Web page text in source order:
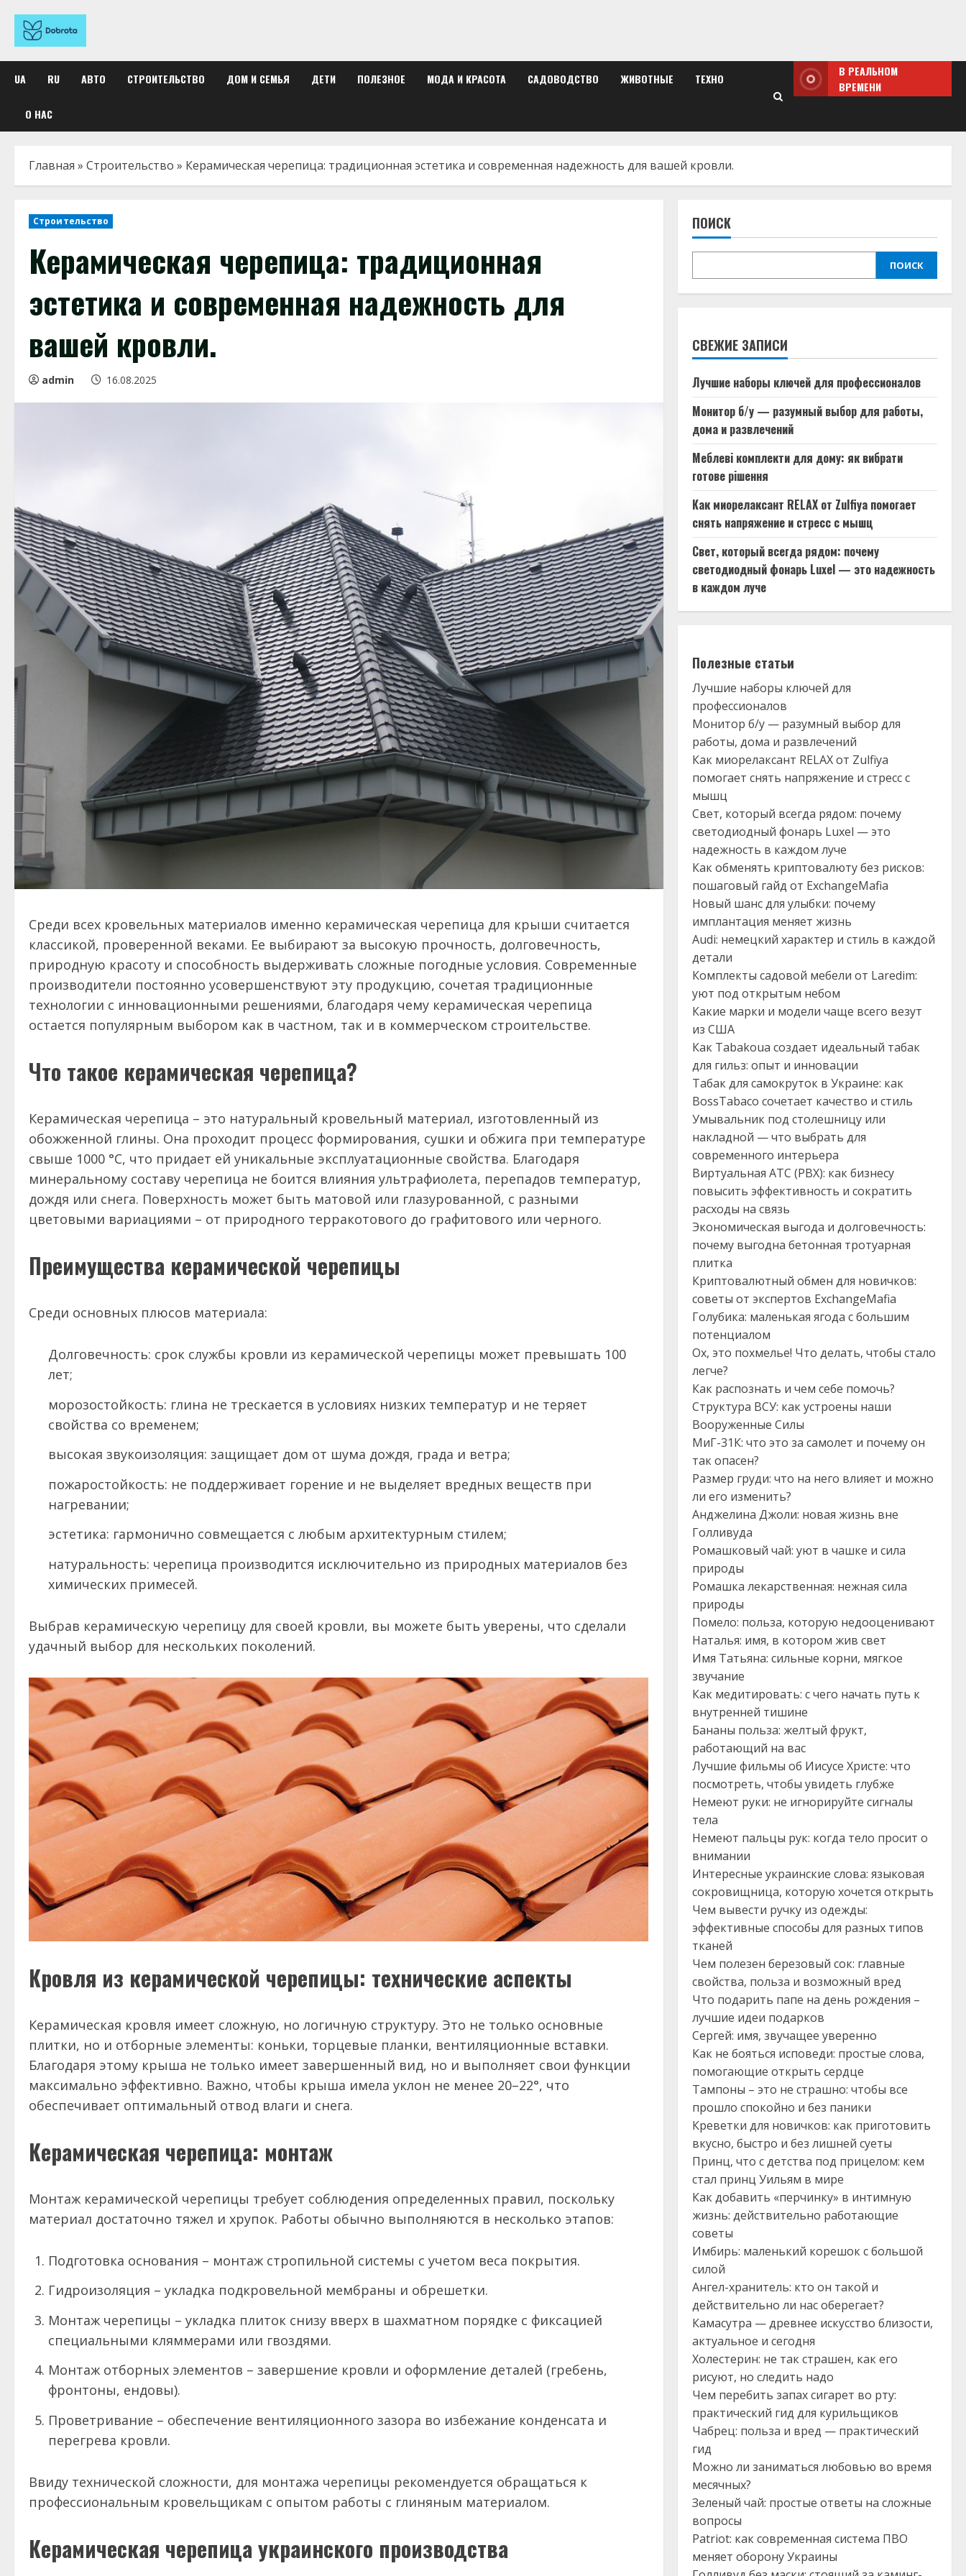
содержимому
UA RU АВТО СТРОИТЕЛЬСТВО ДОМ И СЕМЬЯ ДЕТИ ПОЛЕЗНОЕ МОДА И КРАСОТА САДОВОДСТВО ЖИВОТНЫЕ ТЕХНО
О НАС
В РЕАЛЬНОМ
ВРЕМЕНИ
Главная » Строительство » Керамическая черепица: традиционная эстетика и современная надежность для вашей кровли.
Строительство
Керамическая черепица: традиционная
эстетика и современная надежность для
вашей кровли.
admin 16.08.2025
Среди всех кровельных материалов именно керамическая черепица для крыши считается
классикой, проверенной веками. Ее выбирают за высокую прочность, долговечность,
природную красоту и способность выдерживать сложные погодные условия. Современные
производители постоянно усовершенствуют эту продукцию, сочетая традиционные
технологии с инновационными решениями, благодаря чему керамическая черепица
остается популярным выбором как в частном, так и в коммерческом строительстве.
Что такое керамическая черепица?
Керамическая черепица – это натуральный кровельный материал, изготовленный из
обожженной глины. Она проходит процесс формирования, сушки и обжига при температуре
свыше 1000 °C, что придает ей уникальные эксплуатационные свойства. Благодаря
минеральному составу черепица не боится влияния ультрафиолета, перепадов температур,
дождя или снега. Поверхность может быть матовой или глазурованной, с разными
цветовыми вариациями – от природного терракотового до графитового или черного.
Преимущества керамической черепицы
Среди основных плюсов материала:
Долговечность: срок службы кровли из керамической черепицы может превышать 100
лет;
морозостойкость: глина не трескается в условиях низких температур и не теряет
свойства со временем;
высокая звукоизоляция: защищает дом от шума дождя, града и ветра;
пожаростойкость: не поддерживает горение и не выделяет вредных веществ при
нагревании;
эстетика: гармонично совмещается с любым архитектурным стилем;
натуральность: черепица производится исключительно из природных материалов без
химических примесей.
Выбрав керамическую черепицу для своей кровли, вы можете быть уверены, что сделали
удачный выбор для нескольких поколений.
Кровля из керамической черепицы: технические аспекты
Керамическая кровля имеет сложную, но логичную структуру. Это не только основные
плитки, но и отборные элементы: коньки, торцевые планки, вентиляционные вставки.
Благодаря этому крыша не только имеет завершенный вид, но и выполняет свои функции
максимально эффективно. Важно, чтобы крыша имела уклон не менее 20–22°, что
обеспечивает оптимальный отвод влаги и снега.
Керамическая черепица: монтаж
Монтаж керамической черепицы требует соблюдения определенных правил, поскольку
материал достаточно тяжел и хрупок. Работы обычно выполняются в несколько этапов:
Подготовка основания – монтаж стропильной системы с учетом веса покрытия.
Гидроизоляция – укладка подкровельной мембраны и обрешетки.
Монтаж черепицы – укладка плиток снизу вверх в шахматном порядке с фиксацией
специальными кляммерами или гвоздями.
Монтаж отборных элементов – завершение кровли и оформление деталей (гребень,
фронтоны, ендовы).
Проветривание – обеспечение вентиляционного зазора во избежание конденсата и
перегрева кровли.
Ввиду технической сложности, для монтажа черепицы рекомендуется обращаться к
профессиональным кровельщикам с опытом работы с глиняным материалом.
Керамическая черепица украинского производства
ПОИСК
ПОИСК
СВЕЖИЕ ЗАПИСИ
Лучшие наборы ключей для профессионалов
Монитор б/у — разумный выбор для работы,
дома и развлечений
Меблеві комплекти для дому: як вибрати
готове рішення
Как миорелаксант RELAX от Zulfiya помогает
снять напряжение и стресс с мышц
Свет, который всегда рядом: почему
светодиодный фонарь Luxel — это надежность
в каждом луче
Полезные статьи
Лучшие наборы ключей для
профессионалов
Монитор б/у — разумный выбор для
работы, дома и развлечений
Как миорелаксант RELAX от Zulfiya
помогает снять напряжение и стресс с
мышц
Свет, который всегда рядом: почему
светодиодный фонарь Luxel — это
надежность в каждом луче
Как обменять криптовалюту без рисков:
пошаговый гайд от ExchangeMafia
Новый шанс для улыбки: почему
имплантация меняет жизнь
Audi: немецкий характер и стиль в каждой
детали
Комплекты садовой мебели от Laredim:
уют под открытым небом
Какие марки и модели чаще всего везут
из США
Как Tabakoua создает идеальный табак
для гильз: опыт и инновации
Табак для самокруток в Украине: как
BossTabaco сочетает качество и стиль
Умывальник под столешницу или
накладной — что выбрать для
современного интерьера
Виртуальная АТС (PBX): как бизнесу
повысить эффективность и сократить
расходы на связь
Экономическая выгода и долговечность:
почему выгодна бетонная тротуарная
плитка
Криптовалютный обмен для новичков:
советы от экспертов ExchangeMafia
Голубика: маленькая ягода с большим
потенциалом
Ох, это похмелье! Что делать, чтобы стало
легче?
Как распознать и чем себе помочь?
Структура ВСУ: как устроены наши
Вооруженные Силы
МиГ-31К: что это за самолет и почему он
так опасен?
Размер груди: что на него влияет и можно
ли его изменить?
Анджелина Джоли: новая жизнь вне
Голливуда
Ромашковый чай: уют в чашке и сила
природы
Ромашка лекарственная: нежная сила
природы
Помело: польза, которую недооценивают
Наталья: имя, в котором жив свет
Имя Татьяна: сильные корни, мягкое
звучание
Как медитировать: с чего начать путь к
внутренней тишине
Бананы польза: желтый фрукт,
работающий на вас
Лучшие фильмы об Иисусе Христе: что
посмотреть, чтобы увидеть глубже
Немеют руки: не игнорируйте сигналы
тела
Немеют пальцы рук: когда тело просит о
внимании
Интересные украинские слова: языковая
сокровищница, которую хочется открыть
Чем вывести ручку из одежды:
эффективные способы для разных типов
тканей
Чем полезен березовый сок: главные
свойства, польза и возможный вред
Что подарить папе на день рождения –
лучшие идеи подарков
Сергей: имя, звучащее уверенно
Как не бояться исповеди: простые слова,
помогающие открыть сердце
Тампоны – это не страшно: чтобы все
прошло спокойно и без паники
Креветки для новичков: как приготовить
вкусно, быстро и без лишней суеты
Принц, что с детства под прицелом: кем
стал принц Уильям в мире
Как добавить «перчинку» в интимную
жизнь: действительно работающие
советы
Имбирь: маленький корешок с большой
силой
Ангел-хранитель: кто он такой и
действительно ли нас оберегает?
Камасутра — древнее искусство близости,
актуальное и сегодня
Холестерин: не так страшен, как его
рисуют, но следить надо
Чем перебить запах сигарет во рту:
практический гид для курильщиков
Чабрец: польза и вред — практический
гид
Можно ли заниматься любовью во время
месячных?
Зеленый чай: простые ответы на сложные
вопросы
Patriot: как современная система ПВО
меняет оборону Украины